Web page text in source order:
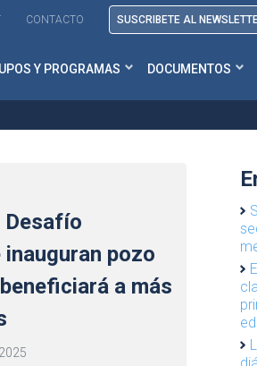
CONTACTO SUSCRIBETE AL
Y PROGRAMAS DOCUMENTOS
Desafío
pozo
a más